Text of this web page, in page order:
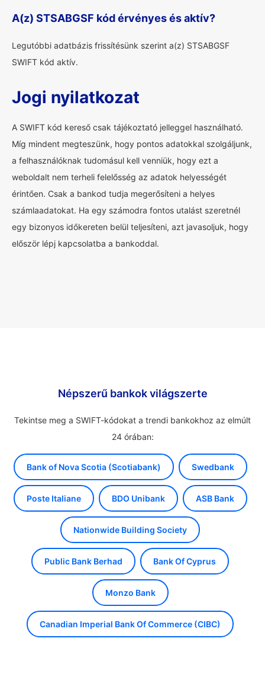
A(z) STSABGSF kód érvényes és aktív?
Legutóbbi adatbázis frissítésünk szerint a(z) STSABGSF
SWIFT kód aktív.
Jogi nyilatkozat
A SWIFT kód kereső csak tájékoztató jelleggel használható.
Míg mindent megteszünk, hogy pontos adatokkal szolgáljunk,
a felhasználóknak tudomásul kell venniük, hogy ezt a
weboldalt nem terheli felelősség az adatok helyességét
érintően. Csak a bankod tudja megerősíteni a helyes
számlaadatokat. Ha egy számodra fontos utalást szeretnél
egy bizonyos időkereten belül teljesíteni, azt javasoljuk, hogy
először lépj kapcsolatba a bankoddal.
Népszerű bankok világszerte
Tekintse meg a SWIFT-kódokat a trendi bankokhoz az elmúlt
24 órában:
Bank of Nova Scotia (Scotiabank) Swedbank
Poste Italiane BDO Unibank ASB Bank
Nationwide Building Society
Public Bank Berhad Bank Of Cyprus
Monzo Bank
Canadian Imperial Bank Of Commerce (CIBC)